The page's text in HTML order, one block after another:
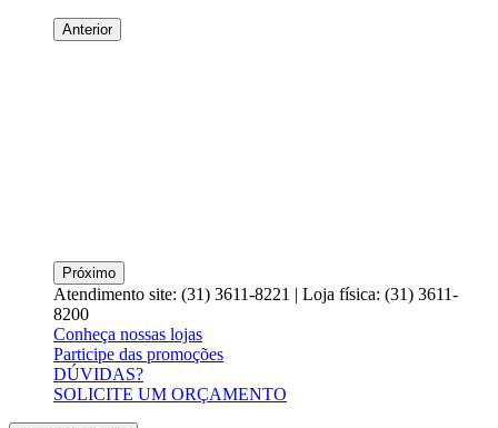
Anterior
Próximo
Atendimento site: (31) 3611-8221 | Loja física: (31) 3611-
8200
Conheça nossas lojas
Participe das promoções
DÚVIDAS?
SOLICITE UM ORÇAMENTO